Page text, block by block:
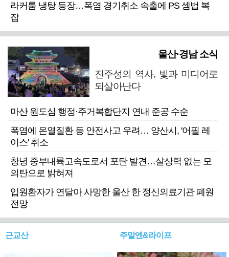
라커룸 냉탕 등장…폭염 경기취소 속출에 PS 셈법 복
잡
울산·경남 소식
진주성의 역사, 빛과 미디어로
되살아난다
마산 원도심 행정·주거복합단지 연내 준공 수순
폭염에 온열질환 등 안전사고 우려… 양산시, '어필 레
이스' 취소
창녕 중부내륙고속도로서 포탄 발견…살상력 없는 모
의탄으로 밝혀져
입원환자가 연달아 사망한 울산 한 정신의료기관 폐원
전망
근교산 주말엔&라이프